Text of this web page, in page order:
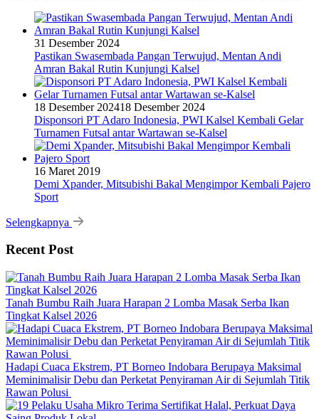
31 Desember 2024
Pastikan Swasembada Pangan Terwujud, Mentan Andi
Amran Bakal Rutin Kunjungi Kalsel
18 Desember 202418 Desember 2024
Disponsori PT Adaro Indonesia, PWI Kalsel Kembali Gelar
Turnamen Futsal antar Wartawan se-Kalsel
16 Maret 2019
Demi Xpander, Mitsubishi Bakal Mengimpor Kembali Pajero
Sport
Selengkapnya
Recent Post
Tanah Bumbu Raih Juara Harapan 2 Lomba Masak Serba Ikan
Tingkat Kalsel 2026
Hadapi Cuaca Ekstrem, PT Borneo Indobara Berupaya Maksimal
Meminimalisir Debu dan Perketat Penyiraman Air di Sejumlah Titik
Rawan Polusi